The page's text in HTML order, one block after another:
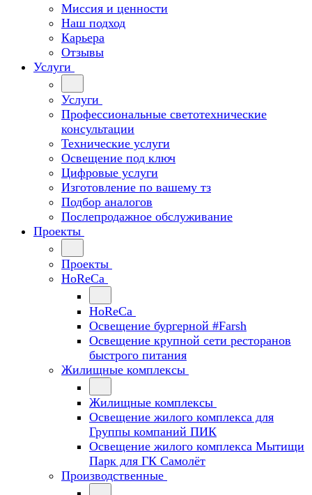
Миссия и ценности
Наш подход
Карьера
Отзывы
Услуги
Услуги
Профессиональные светотехнические
консультации
Технические услуги
Освещение под ключ
Цифровые услуги
Изготовление по вашему тз
Подбор аналогов
Послепродажное обслуживание
Проекты
Проекты
HoReCa
HoReCa
Освещение бургерной #Farsh
Освещение крупной сети ресторанов
быстрого питания
Жилищные комплексы
Жилищные комплексы
Освещение жилого комплекса для
Группы компаний ПИК
Освещение жилого комплекса Мытищи
Парк для ГК Самолёт
Производственные